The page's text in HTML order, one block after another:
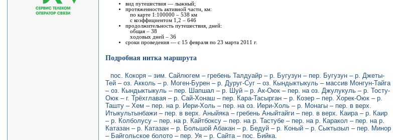
вид путешествия — лыжный;
протяженность активной части, км:
по карте 1:100000 – 538 км
с коэффициентом 1,2 – 646
продолжительность путешествия, дней:
общая – 38
ходовых дней – 36
сроки проведения — с 15 февраля по 23 марта 2011 г.
Подробная нитка маршрута
пос. Кокоря – зим. Сайлюгем – гребень Талдуайр – р. Бугузун – пер. Бугузун – р. Джеты-
Тей – оз. Акколь – р. Моген-Бурен – р. Дуруг-Суг – оз. Кындыктыкуль – массив Монгун-Тайга
– оз. Кындыктыкуль – пер. Шапшал – р. Шуй – р. Ак-Оюк – пер. на оз. Джулукуль – р. Тосту-
Оюк – г. Трёхглавая – р. Сай-Хонаш – пер. Кара-Тасырган – р. Козер – пер. Хорек-Оюк – р.
Ташту – Хем – пер. на р. Иери-Холь – пер. на оз. Иери-Холь – р. Монагы – пер. в верх.
Итыкультынбажи – пер. в верх. Аныйяка – гребень Аныйтайги – пер. в верх. Каира – р. Каир
– р. Колболусу – пер. на р. Кайтбоксу – пер. на р. Тастубе – пер. на р. Каракол – пер. на р.
Катазан – р. Катазан – р. Большой Абакан – р. Бедуй – р. Коный – р. Сыктызыл – пер. Минор
– Байгольское болото – пер. Уя – р. Сайта – пос. Бийка.